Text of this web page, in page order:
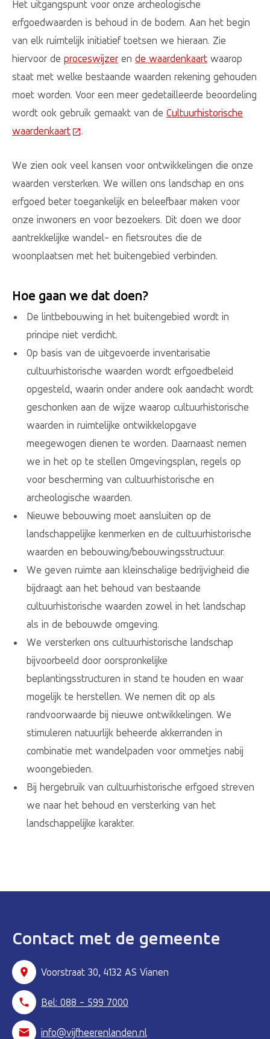
Het uitgangspunt voor onze archeologische
erfgoedwaarden is behoud in de bodem. Aan het begin
van elk ruimtelijk initiatief toetsen we hieraan. Zie
hiervoor de proceswijzer en de waardenkaart waarop
staat met welke bestaande waarden rekening gehouden
moet worden. Voor een meer gedetailleerde beoordeling
wordt ook gebruik gemaakt van de Cultuurhistorische
waardenkaart (Deze link gaat naar een externe website)
.
We zien ook veel kansen voor ontwikkelingen die onze
waarden versterken. We willen ons landschap en ons
erfgoed beter toegankelijk en beleefbaar maken voor
onze inwoners en voor bezoekers. Dit doen we door
aantrekkelijke wandel- en fietsroutes die de
woonplaatsen met het buitengebied verbinden.
Hoe gaan we dat doen?
De lintbebouwing in het buitengebied wordt in
principe niet verdicht.
Op basis van de uitgevoerde inventarisatie
cultuurhistorische waarden wordt erfgoedbeleid
opgesteld, waarin onder andere ook aandacht wordt
geschonken aan de wijze waarop cultuurhistorische
waarden in ruimtelijke ontwikkelopgave
meegewogen dienen te worden. Daarnaast nemen
we in het op te stellen Omgevingsplan, regels op
voor bescherming van cultuurhistorische en
archeologische waarden.
Nieuwe bebouwing moet aansluiten op de
landschappelijke kenmerken en de cultuurhistorische
waarden en bebouwing/bebouwingsstructuur.
We geven ruimte aan kleinschalige bedrijvigheid die
bijdraagt aan het behoud van bestaande
cultuurhistorische waarden zowel in het landschap
als in de bebouwde omgeving.
We versterken ons cultuurhistorische landschap
bijvoorbeeld door oorspronkelijke
beplantingsstructuren in stand te houden en waar
mogelijk te herstellen. We nemen dit op als
randvoorwaarde bij nieuwe ontwikkelingen. We
stimuleren natuurlijk beheerde akkerranden in
combinatie met wandelpaden voor ommetjes nabij
woongebieden.
Bij hergebruik van cultuurhistorische erfgoed streven
we naar het behoud en versterking van het
landschappelijke karakter.
Contact met de gemeente
Voorstraat 30, 4132 AS Vianen
Bel: 088 - 599 7000
info@vijfheerenlanden.nl